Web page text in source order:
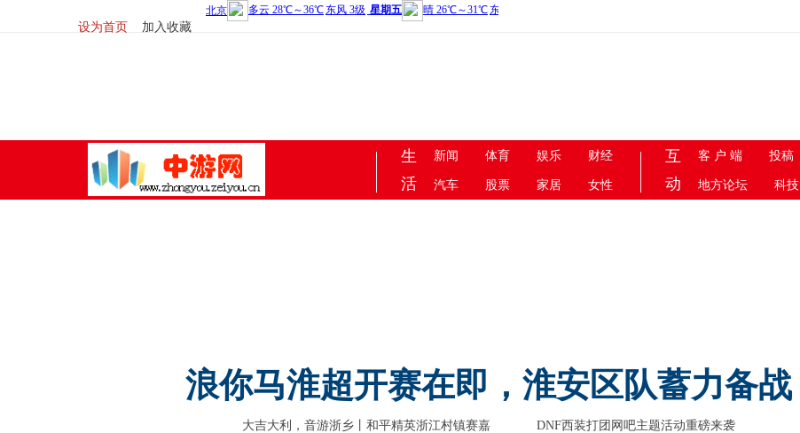
设为首页
加入收藏
生
活
新闻 体育 娱乐 财经
汽车 股票 家居 女性
互
动
客 户 端 投稿
地方论坛 科技
浪你马淮超开赛在即，淮安区队蓄力备战
大吉大利，音游浙乡丨和平精英浙江村镇赛嘉 DNF西装打团网吧主题活动重磅来袭